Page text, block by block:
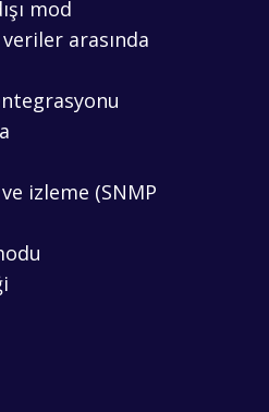
mod
veriler arasında
izleme (SNMP